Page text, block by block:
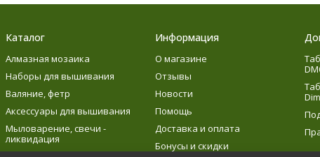
Каталог
Алмазная мозаика
Наборы для вышивания
Валяние, фетр
Аксессуары для вышивания
Мыловарение, свечи -
ликвидация
Информация
О магазине
Отзывы
Новости
Помощь
Доставка и оплата
Бонусы и скидки